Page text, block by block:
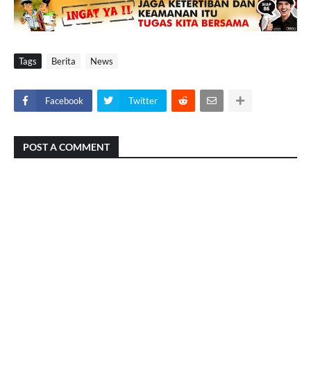
Tags Berita News
Facebook Twitter
POST A COMMENT